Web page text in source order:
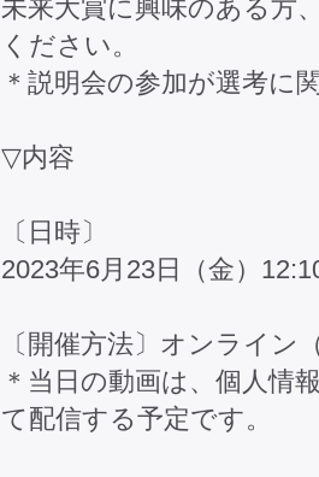
未来大賞に興味のある方
ください。
＊説明会の参加が選考に
▽内容
〔日時〕
2023年6月23日（金）
〔開催方法〕オンライン
＊当日の動画は、個人情
て配信する予定です。